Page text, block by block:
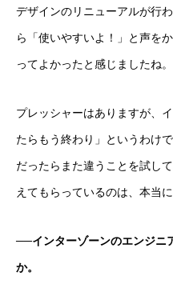
BLOG
デザインのリニューアルが行
ら「使いやすいよ！」と声を
ってよかったと感じましたね。
プレッシャーはありますが、
たらもう終わり」というわけ
だったらまた違うことを試し
えてもらっているのは、本当
──インターゾーンのエンジニ
か。